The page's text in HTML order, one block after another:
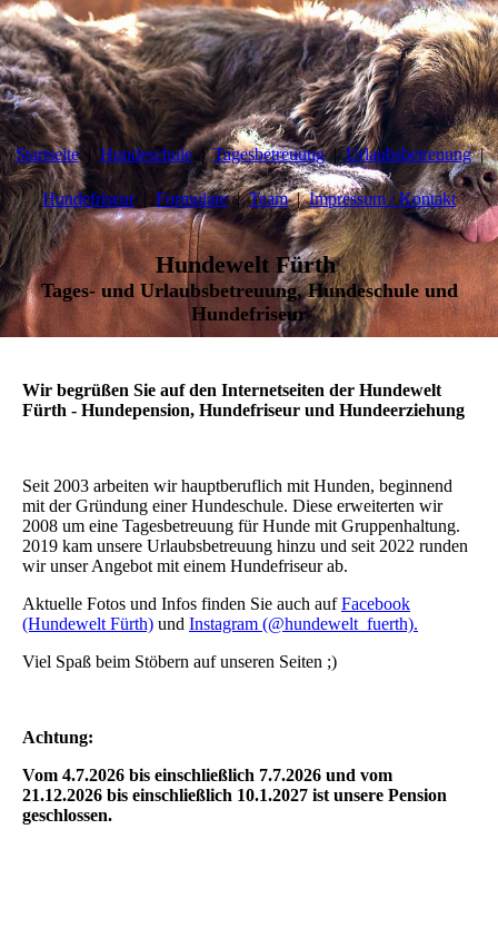
Startseite Hundeschule Tagesbetreuung Urlaubsbetreuung
Hundefriseur Formulare Team Impressum / Kontakt
Hundewelt Fürth
Tages- und Urlaubsbetreuung, Hundeschule und
Hundefriseur
Wir begrüßen Sie auf den Internetseiten der Hundewelt
Fürth - Hundepension, Hundefriseur und Hundeerziehung
Seit 2003 arbeiten wir hauptberuflich mit Hunden, beginnend
mit der Gründung einer Hundeschule. Diese erweiterten wir
2008 um eine Tagesbetreuung für Hunde mit Gruppenhaltung.
2019 kam unsere Urlaubsbetreuung hinzu und seit 2022 runden
wir unser Angebot mit einem Hundefriseur ab.
Aktuelle Fotos und Infos finden Sie auch aufFacebook
(Hundewelt Fürth) und Instagram (@hundewelt_fuerth).
Viel Spaß beim Stöbern auf unseren Seiten ;)
Achtung:
Vom 4.7.2026 bis einschließlich 7.7.2026 und vom
21.12.2026 bis einschließlich 10.1.2027 ist unsere Pension
geschlossen.